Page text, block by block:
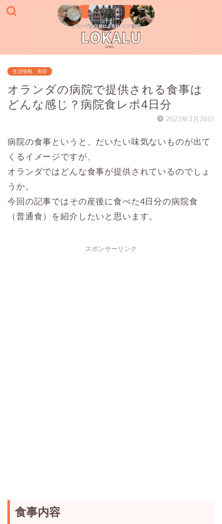
生活情報、美容
オランダの病院で提供される食事は
どんな感じ？病院食レポ4日分
2023年3月30日
病院の食事というと、だいたい味気ないものが出て
くるイメージですが、
オランダではどんな食事が提供されているのでしょ
うか。
今回の記事ではその産後に食べた4日分の病院食
（普通食）を紹介したいと思います。
スポンサーリンク
食事内容